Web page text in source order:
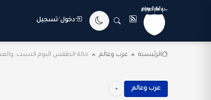
دخول/تسجيل
الرئيسية عرب وعالم حالة الطقس اليوم السبت..والعظمي
عرب وعالم